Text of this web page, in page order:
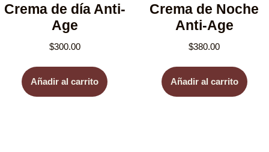
Crema de día Anti-
Age
$300.00
Añadir al carrito
Crema de Noche
Anti-Age
$380.00
Añadir al carrito